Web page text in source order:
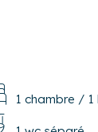
1 chambre / 1